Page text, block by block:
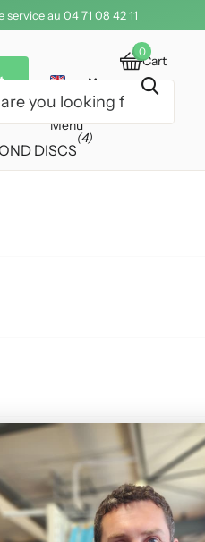
au 04 71 08 42 11
Menu
Cart
0
€0,00
DISCS
(4)